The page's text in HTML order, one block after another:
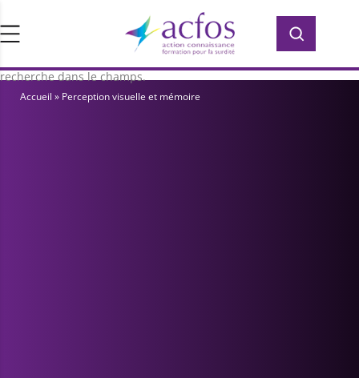
Rechercher :
d’ACFOS, qui contient plus de 400 PDF en
accès libre pour vous former ou vous
informer sur la surdité. Saisissez votre
recherche dans le champs.
Rechercher :
Accueil » Perception visuelle et mémoire